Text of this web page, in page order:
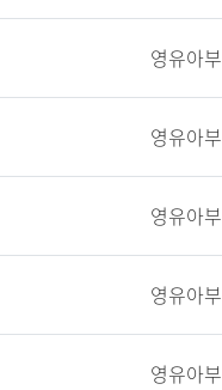
영유아부
영유아부
영유아부
영유아부
영유아부